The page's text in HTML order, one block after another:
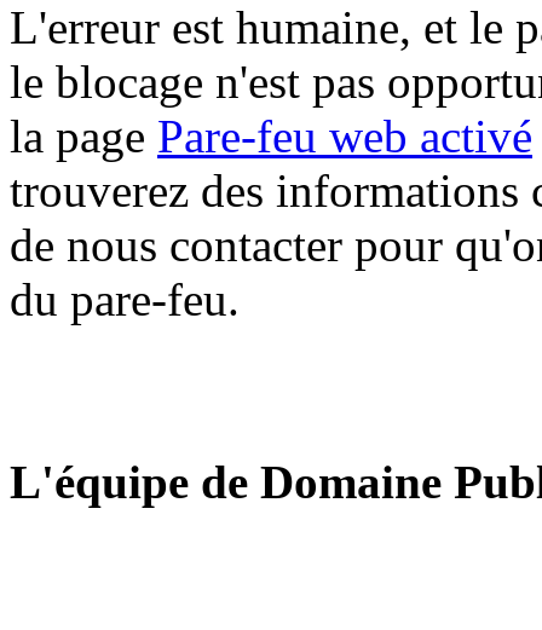
L'erreur est humaine, et le
le blocage n'est pas
la page Pare-feu web activé
trouverez des informations
de nous contacter pour
du pare-feu.
L'équipe de Domaine